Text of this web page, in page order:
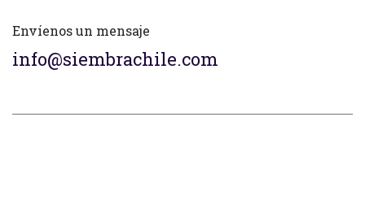
Envíenos un mensaje
info@siembrachile.com